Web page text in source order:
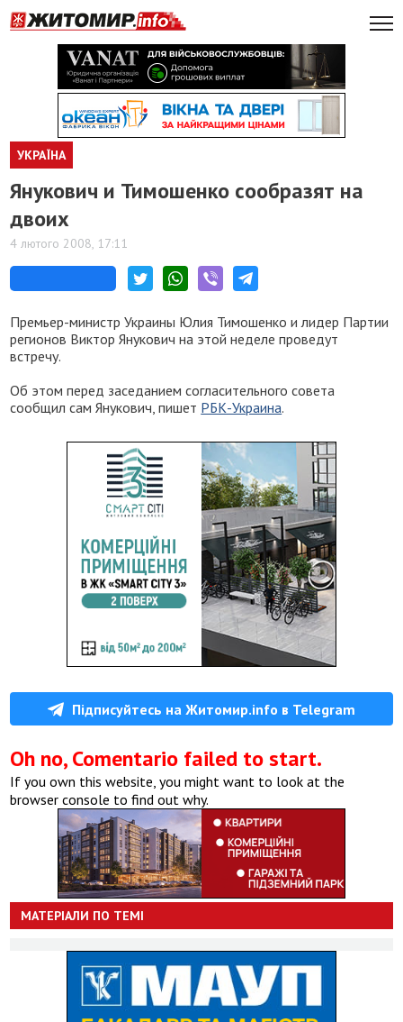
УКРАЇНА
Янукович и Тимошенко сообразят на
двоих
4 лютого 2008, 17:11
Премьер-министр Украины Юлия Тимошенко и лидер Партии
регионов Виктор Янукович на этой неделе проведут
встречу.
Об этом перед заседанием согласительного совета
сообщил сам Янукович, пишет РБК-Украина.
Підписуйтесь на Житомир.info в Telegram
Oh no, Comentario failed to start.
If you own this website, you might want to look at the
browser console to find out why.
МАТЕРІАЛИ ПО ТЕМІ